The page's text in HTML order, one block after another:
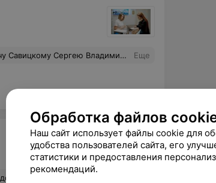
понятные разъяснения и терпеливость к своим пациентам. Еще
с Ксенией, что врач от бога, советую.
Обработка файлов
Наш сайт использует файлы cookie для
удобства пользователей сайта, его
статистики и предоставления
рекомендаций.